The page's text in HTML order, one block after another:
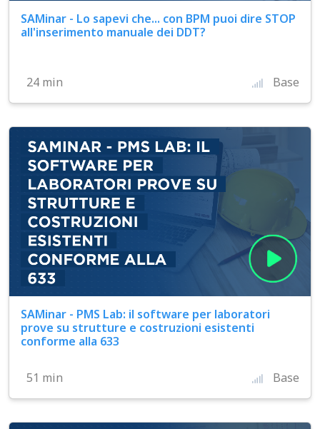
SAMinar - Lo sapevi che... con BPM puoi dire STOP
all'inserimento manuale dei DDT?
24 min Base
SAMinar - PMS Lab: il software per laboratori
prove su strutture e costruzioni esistenti
conforme alla 633
51 min Base